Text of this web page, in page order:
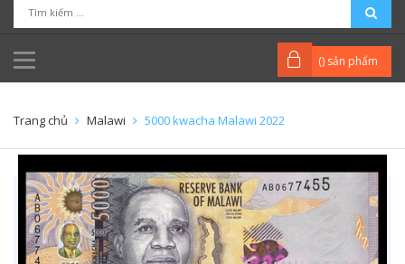
() sản phẩm
Trang chủ Malawi 5000 kwacha Malawi 2022